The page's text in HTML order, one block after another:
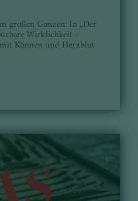
großen Ganzen: In „Der
Wirklichkeit –
Können und Herzblut